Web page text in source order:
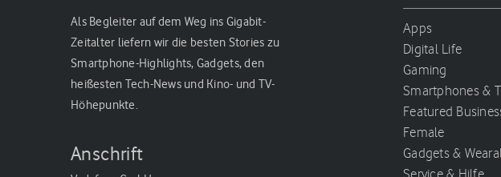
Als Begleiter auf dem Weg ins Gigabit-
Zeitalter liefern wir die besten Stories zu
Smartphone-Highlights, Gadgets, den
heißesten Tech-News und Kino- und TV-
Höhepunkte.
Anschrift
Apps
Digital Life
Gaming
Smartphones &
Featured
Female
Gadgets &